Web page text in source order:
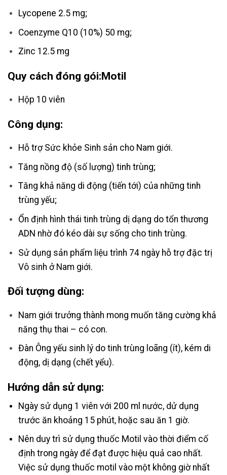
Lycopene 2.5 mg;
Coenzyme Q10 (10%) 50 mg;
Zinc 12.5 mg
Quy cách đóng gói:Motil
Hộp 10 viên
Công dụng:
Hỗ trợ Sức khỏe Sinh sản cho Nam giới.
Tăng nồng độ (số lượng) tinh trùng;
Tăng khả năng di động (tiến tới) của những tinh
trùng yếu;
Ổn định hình thái tinh trùng dị dạng do tổn thương
ADN nhờ đó kéo dài sự sống cho tinh trùng.
Sử dụng sản phẩm liệu trình 74 ngày hỗ trợ đặc trị
Vô sinh ở Nam giới.
Đối tượng dùng:
Nam giới trưởng thành mong muốn tăng cường khả
năng thụ thai – có con.
Đàn Ông yếu sinh lý do tinh trùng loãng (ít), kém di
động, dị dạng (chết yểu).
Hướng dẫn sử dụng:
Ngày sử dụng 1 viên với 200 ml nước, dử dụng
trước ăn khoảng 15 phút, hoặc sau ăn 1 giờ.
Nên duy trì sử dụng thuốc Motil vào thời điểm cố
định trong ngày để đạt được hiệu quả cao nhất.
Việc sử dụng thuốc motil vào một không giờ nhất